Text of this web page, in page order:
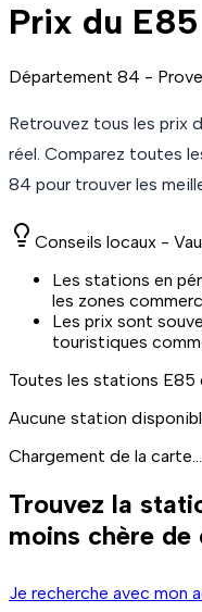
Prix du E85
Département 84 -
Retrouvez tous les prix
réel. Comparez toutes
84 pour trouver les
Conseils locaux -
Les stations en
les zones
Les prix sont
touristiques
Toutes les stations E85
Aucune station
Chargement de la carte...
Trouvez la
moins chère de
Je recherche avec mon